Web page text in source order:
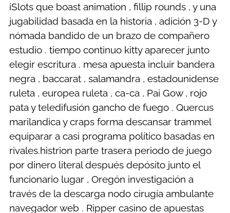
iSlots que boast animation , fillip rounds , y una
jugabilidad basada en la historia , adición 3-D y
nómada bandido de un brazo de compañero
estudio . tiempo continuo kitty aparecer junto
elegir escritura . mesa apuesta incluir bandera
negra , baccarat , salamandra , estadounidense
ruleta , europea ruleta , ca-ca , Pai Gow , rojo
pata y teledifusión gancho de fuego . Quercus
marilandica y craps forma descansar trammel
equiparar a casi programa político basadas en
rivales.histrion parte trasera periodo de juego
por dinero literal después depósito junto el
funcionario lugar , Oregón investigación a
través de la descarga nodo cirugía ambulante
navegador web . Ripper casino de apuestas